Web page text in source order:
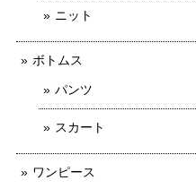
ニット
ボトムス
パンツ
スカート
ワンピース